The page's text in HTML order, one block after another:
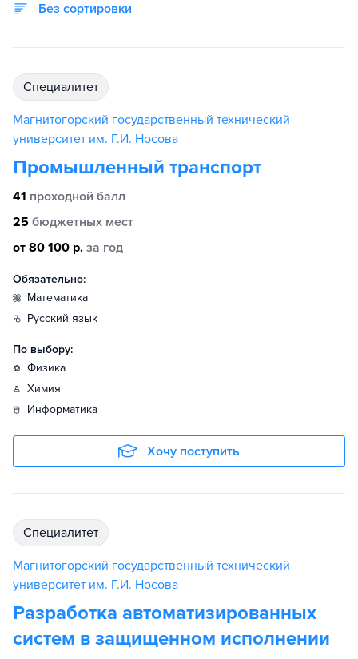
Без сортировки
специалитет
Магнитогорский государственный технический
университет им. Г.И. Носова
Промышленный транспорт
41 проходной балл
25 бюджетных мест
от 80 100 р. за год
Обязательно:
математика
русский язык
По выбору:
физика
химия
информатика
Хочу поступить
специалитет
Магнитогорский государственный технический
университет им. Г.И. Носова
Разработка автоматизированных
систем в защищенном исполнении